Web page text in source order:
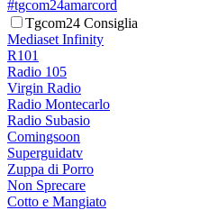
#tgcom24amarcord
Tgcom24 Consiglia
Mediaset Infinity
R101
Radio 105
Virgin Radio
Radio Montecarlo
Radio Subasio
Comingsoon
Superguidatv
Zuppa di Porro
Non Sprecare
Cotto e Mangiato